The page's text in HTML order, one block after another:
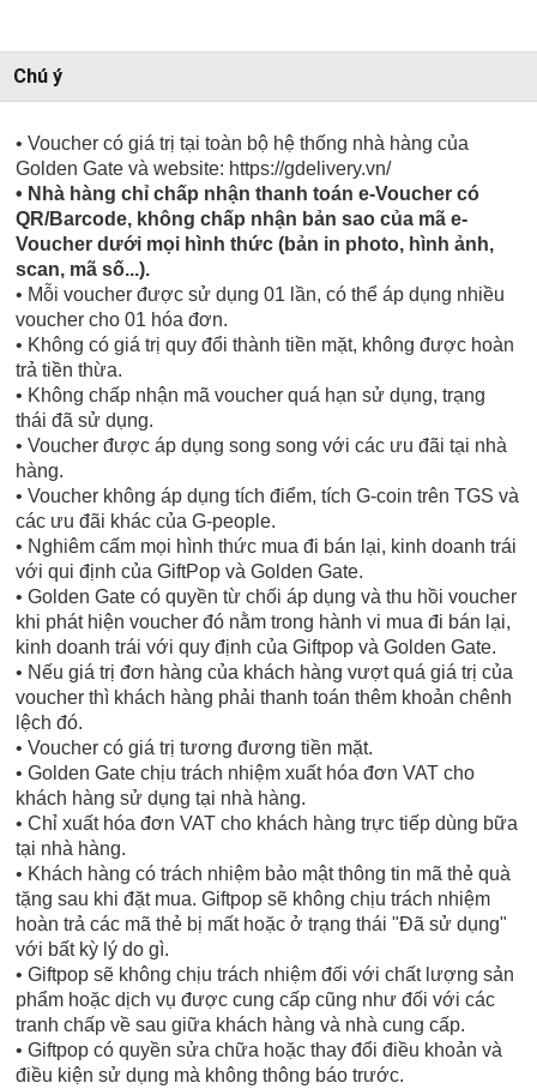
Chú ý
• Voucher có giá trị tại toàn bộ hệ thống nhà hàng của
Golden Gate và website: https://gdelivery.vn/
• Nhà hàng chỉ chấp nhận thanh toán e-Voucher có
QR/Barcode, không chấp nhận bản sao của mã e-
Voucher dưới mọi hình thức (bản in photo, hình ảnh,
scan, mã số...).
• Mỗi voucher được sử dụng 01 lần, có thể áp dụng nhiều
voucher cho 01 hóa đơn.
• Không có giá trị quy đổi thành tiền mặt, không được hoàn
trả tiền thừa.
• Không chấp nhận mã voucher quá hạn sử dụng, trạng
thái đã sử dụng.
• Voucher được áp dụng song song với các ưu đãi tại nhà
hàng.
• Voucher không áp dụng tích điểm, tích G-coin trên TGS và
các ưu đãi khác của G-people.
• Nghiêm cấm mọi hình thức mua đi bán lại, kinh doanh trái
với qui định của GiftPop và Golden Gate.
• Golden Gate có quyền từ chối áp dụng và thu hồi voucher
khi phát hiện voucher đó nằm trong hành vi mua đi bán lại,
kinh doanh trái với quy định của Giftpop và Golden Gate.
• Nếu giá trị đơn hàng của khách hàng vượt quá giá trị của
voucher thì khách hàng phải thanh toán thêm khoản chênh
lệch đó.
• Voucher có giá trị tương đương tiền mặt.
• Golden Gate chịu trách nhiệm xuất hóa đơn VAT cho
khách hàng sử dụng tại nhà hàng.
• Chỉ xuất hóa đơn VAT cho khách hàng trực tiếp dùng bữa
tại nhà hàng.
• Khách hàng có trách nhiệm bảo mật thông tin mã thẻ quà
tặng sau khi đặt mua. Giftpop sẽ không chịu trách nhiệm
hoàn trả các mã thẻ bị mất hoặc ở trạng thái "Đã sử dụng"
với bất kỳ lý do gì.
• Giftpop sẽ không chịu trách nhiệm đối với chất lượng sản
phẩm hoặc dịch vụ được cung cấp cũng như đối với các
tranh chấp về sau giữa khách hàng và nhà cung cấp.
• Giftpop có quyền sửa chữa hoặc thay đổi điều khoản và
điều kiện sử dụng mà không thông báo trước.